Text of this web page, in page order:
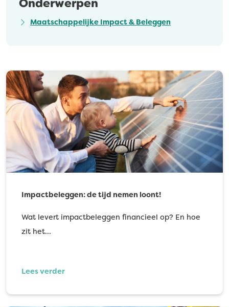
Onderwerpen
Maatschappelijke Impact & Beleggen
Impactbeleggen: de tijd nemen loont!
Wat levert impactbeleggen financieel op? En hoe
zit het…
Lees verder